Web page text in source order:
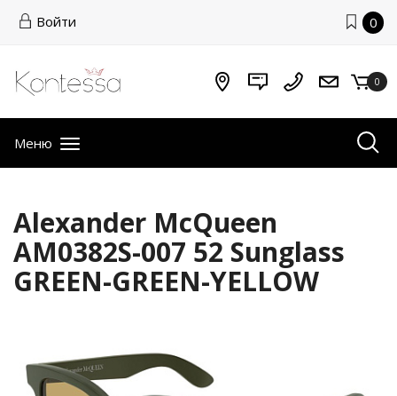
Войти 0
0
Меню
Alexander McQueen
AM0382S-007 52 Sunglass
GREEN-GREEN-YELLOW